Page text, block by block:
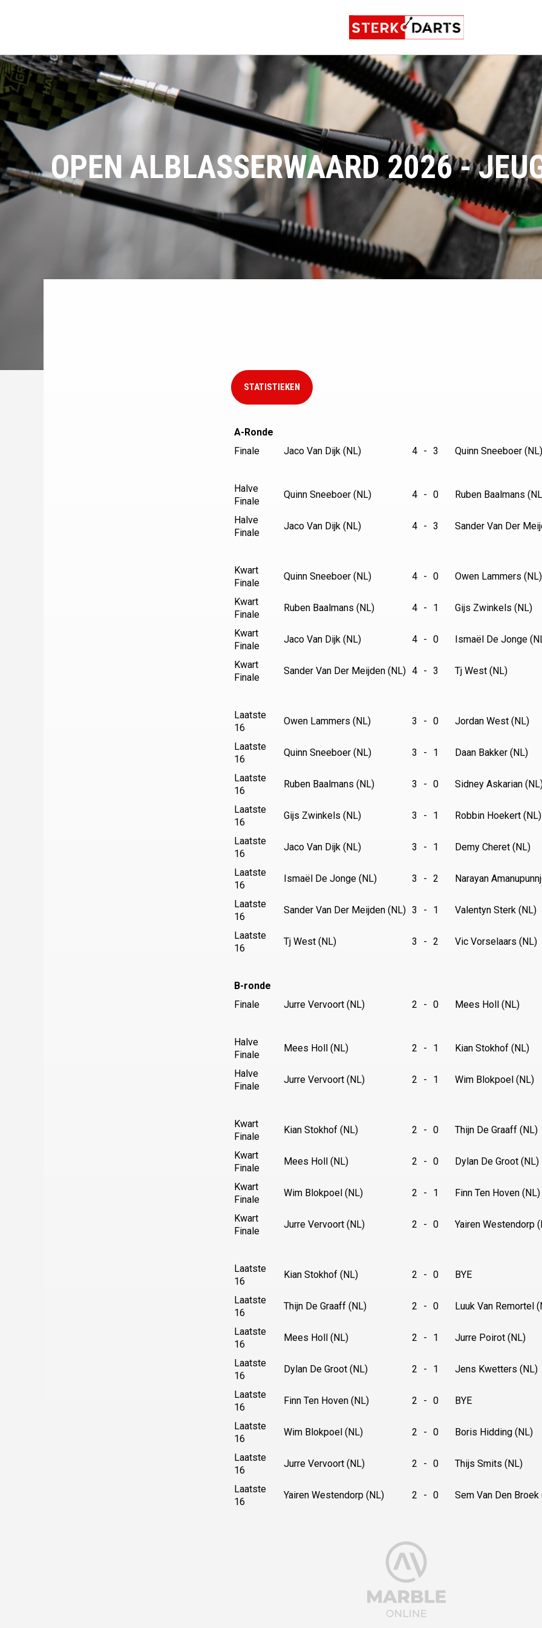
OPEN ALBLASSERWAARD 2026 -
STATISTIEKEN
A-Ronde
Finale
Jaco Van Dijk (NL) 4 - 3 Quinn Sneeboer (NL)
Halve
Finale
Quinn Sneeboer (NL) 4 - 0 Ruben Baalmans
Halve
Finale
Jaco Van Dijk (NL) 4 - 3 Sander Van Der
Kwart
Finale
Quinn Sneeboer (NL) 4 - 0 Owen Lammers (NL)
Kwart
Finale
Ruben Baalmans (NL) 4 - 1 Gijs Zwinkels (NL)
Kwart
Finale
Jaco Van Dijk (NL) 4 - 0 Ismaël De Jonge
Kwart
Finale
Sander Van Der Meijden (NL) 4 - 3 Tj West (NL)
Laatste
16
Owen Lammers (NL) 3 - 0 Jordan West (NL)
Laatste
16
Quinn Sneeboer (NL) 3 - 1 Daan Bakker (NL)
Laatste
16
Ruben Baalmans (NL) 3 - 0 Sidney Askarian
Laatste
16
Gijs Zwinkels (NL) 3 - 1 Robbin Hoekert (NL)
Laatste
16
Jaco Van Dijk (NL) 3 - 1 Demy Cheret (NL)
Laatste
16
Ismaël De Jonge (NL) 3 - 2 Narayan
Laatste
16
Sander Van Der Meijden (NL) 3 - 1 Valentyn Sterk (NL)
Laatste
16
Tj West (NL) 3 - 2 Vic Vorselaars (NL)
B-ronde
Finale
Jurre Vervoort (NL) 2 - 0 Mees Holl (NL)
Halve
Finale
Mees Holl (NL) 2 - 1 Kian Stokhof (NL)
Halve
Finale
Jurre Vervoort (NL) 2 - 1 Wim Blokpoel (NL)
Kwart
Finale
Kian Stokhof (NL) 2 - 0 Thijn De Graaff (NL)
Kwart
Finale
Mees Holl (NL) 2 - 0 Dylan De Groot (NL)
Kwart
Finale
Wim Blokpoel (NL) 2 - 1 Finn Ten Hoven (NL)
Kwart
Finale
Jurre Vervoort (NL) 2 - 0 Yairen Westendorp
Laatste
16
Kian Stokhof (NL) 2 - 0 BYE
Laatste
16
Thijn De Graaff (NL) 2 - 0 Luuk Van Remortel
Laatste
16
Mees Holl (NL) 2 - 1 Jurre Poirot (NL)
Laatste
16
Dylan De Groot (NL) 2 - 1 Jens Kwetters (NL)
Laatste
16
Finn Ten Hoven (NL) 2 - 0 BYE
Laatste
16
Wim Blokpoel (NL) 2 - 0 Boris Hidding (NL)
Laatste
16
Jurre Vervoort (NL) 2 - 0 Thijs Smits (NL)
Laatste
16
Yairen Westendorp (NL) 2 - 0 Sem Van Den Broek